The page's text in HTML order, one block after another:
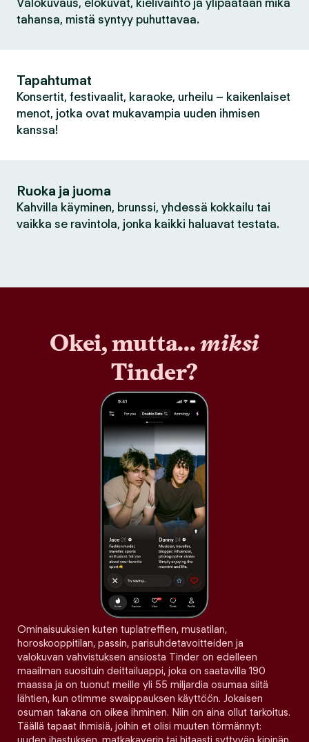
Valokuvaus, elokuvat, kielivaihto ja ylipäätään mikä
tahansa, mistä syntyy puhuttavaa.
Tapahtumat
Konsertit, festivaalit, karaoke, urheilu – kaikenlaiset
menot, jotka ovat mukavampia uuden ihmisen
kanssa!
Ruoka ja juoma
Kahvilla käyminen, brunssi, yhdessä kokkailu tai
vaikka se ravintola, jonka kaikki haluavat testata.
Okei, mutta...miksi
Tinder?
Ominaisuuksien kuten tuplatreffien, musatilan,
horoskooppitilan, passin, parisuhdetavoitteiden ja
valokuvan vahvistuksen ansiosta Tinder on edelleen
maailman suosituin deittailuappi, joka on saatavilla 190
maassa ja on tuonut meille yli 55 miljardia osumaa siitä
lähtien, kun otimme swaippauksen käyttöön. Jokaisen
osuman takana on oikea ihminen. Niin on aina ollut tarkoitus.
Täällä tapaat ihmisiä, joihin et olisi muuten törmännyt: